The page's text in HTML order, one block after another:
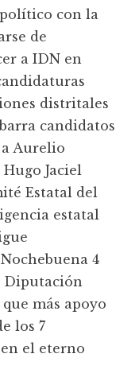
con la
de
a IDN en
distritales
candidatos
a Aurelio
Jaciel
Estatal del
estatal
4
Diputación
más apoyo
los 7
el eterno